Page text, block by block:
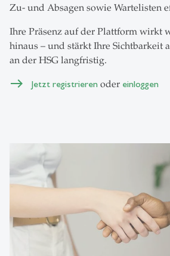
Zu- und Absagen sowie Wartelisten
Ihre Präsenz auf der Plattform wirkt
hinaus – und stärkt Ihre Sichtbarkeit
an der HSG langfristig.
Jetzt registrieren oder einloggen